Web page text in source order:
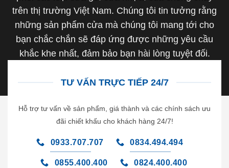
trên thị trường Việt Nam. Chúng tôi tin tưởng rằng
những sản phẩm cửa mà chúng tôi mang tới cho
bạn chắc chắn sẽ đáp ứng được những yêu cầu
khắc khe nhất, đảm bảo bạn hài lòng tuyệt đối.
TƯ VẤN TRỰC TIẾP 24/7
Hỗ trợ tư vấn về sản phẩm, giá thành và các chính sách ưu
đãi chiết khấu cho khách hàng 24/7!
0933.707.707 0834.494.494
0855.400.400 0824.400.400